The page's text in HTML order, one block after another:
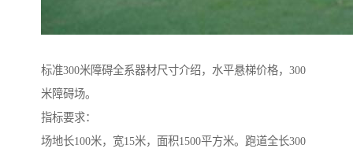
标准300米障碍全系器材尺寸介绍，水平悬梯价格，300
米障碍场。
指标要求：
场地长100米，宽15米，面积1500平方米。跑道全长300